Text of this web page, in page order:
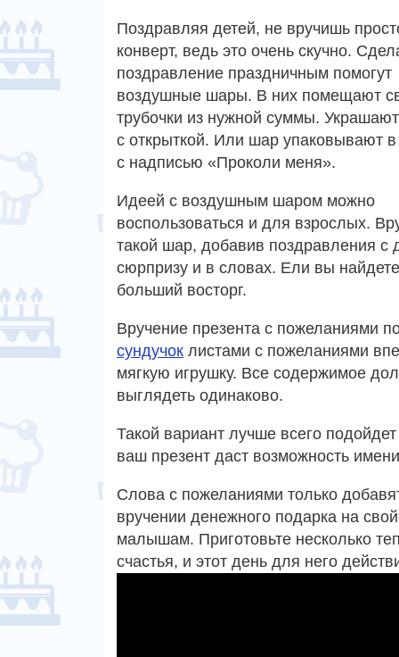
Поздравляя детей, не вручишь
конверт, ведь это очень скучно.
поздравление праздничным помогут
воздушные шары. В них помещают
трубочки из нужной суммы.
с открыткой. Или шар упаковывают в
с надписью «Проколи меня».
Идеей с воздушным шаром можно
воспользоваться и для взрослых.
такой шар, добавив поздравления с
сюрпризу и в словах. Ели вы
больший восторг.
Вручение презента с пожеланиями
сундучок листами с пожеланиями
мягкую игрушку. Все содержимое
выглядеть одинаково.
Такой вариант лучше всего
ваш презент даст возможность
Слова с пожеланиями только
вручении денежного подарка на
малышам. Приготовьте несколько
счастья, и этот день для него